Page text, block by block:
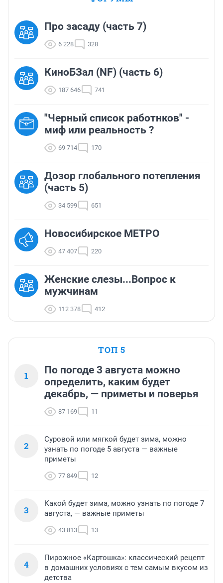
Про засаду (часть 7)
6 228 328
КиноБЗал (NF) (часть 6)
187 646 741
"Черный список работнков" -
миф или реальность ?
69 714 170
Дозор глобального потепления
(часть 5)
34 599 651
Новосибирское МЕТРО
47 407 220
Женские слезы...Вопрос к
мужчинам
112 378 412
ТОП 5
1
По погоде 3 августа можно
определить, каким будет
декабрь, — приметы и поверья
87 169 11
2
Суровой или мягкой будет зима, можно
узнать по погоде 5 августа — важные
приметы
77 849 12
3
Какой будет зима, можно узнать по погоде 7
августа, — важные приметы
43 813 13
4
Пирожное «Картошка»: классический рецепт
в домашних условиях с тем самым вкусом из
детства